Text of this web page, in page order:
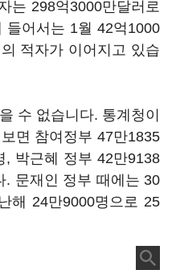
는 298억3000만달러로
들어서는 1월 42억1000
적자가 이어지고 있습
수 없습니다. 통계청이
면 참여정부 47만1835
, 박근혜 정부 42만9138
. 문재인 정부 때에는 30
해 24만9000명으로 25